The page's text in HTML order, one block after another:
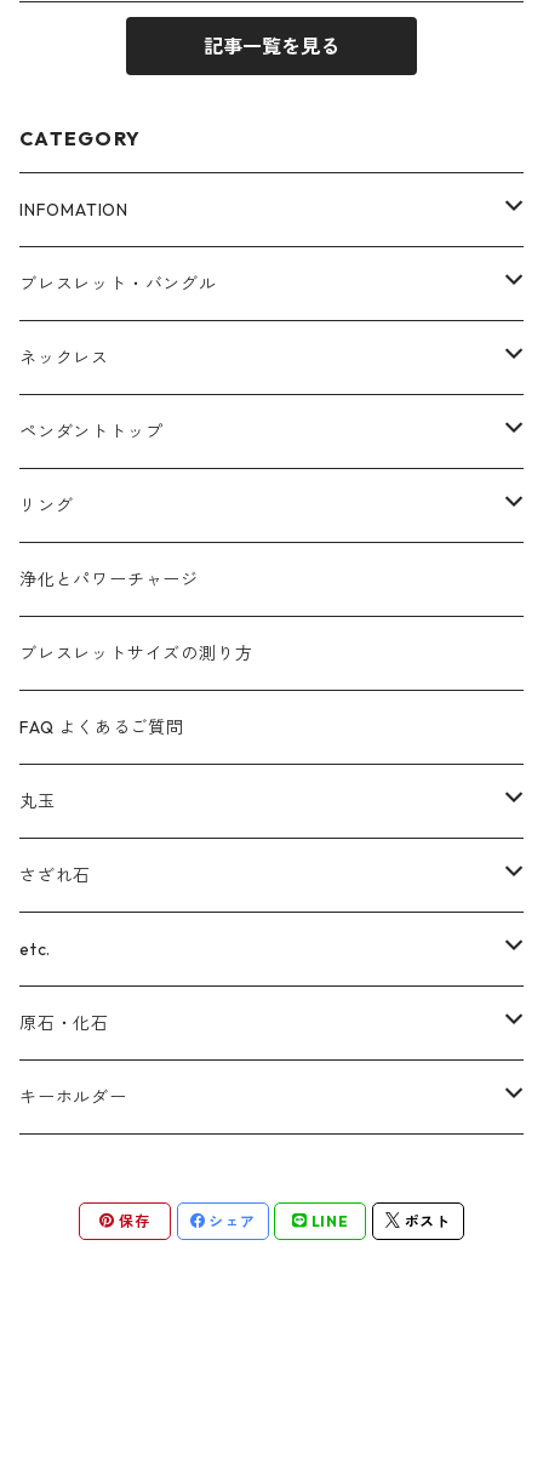
記事一覧を見る
CATEGORY
INFOMATION
ブレスレットサイズ
FAQ
浄化とパワーチャージ
ブレスレット・バングル
アゼツライト
ローズクォーツ
タイガーアイ
ガーデンクォーツ
カイヤナイト
ガーネット
ルチルクォーツ
サファイア
翡翠（ヒスイ）
セラフィナイト
ラピスラズリ
エメラルド
ネックレス
マラカイト
アメジスト
ラピスラズリ
(ヒマラヤ)水晶
ルチルクォーツ
ガーデンクォーツ
ブルートパーズ
ターコイズ
ルビー
シェブロン
ローマングラス
ペンダントトップ
カイヤナイト
マラカイト
ルビーインゾイサイト
ローズクォーツ
スギライト
インカローズ(ロードクロサイト)
チャロアイト
ラリマー
タンザナイト
アゼツライト
リング
ターコイズ
ムーンストーン
インカローズ
ラブラドライト
ルチルクォーツ
ブルートパーズ
サファイア
浄化とパワーチャージ
ブレスレットサイズの測り方
FAQ よくあるご質問
丸玉
フローライト
スモーキークォーツ
アメジスト
ブラウンイエロークォーツ
さざれ石
(ヒマラヤ)水晶
ガーデンクォーツ
(スター)ローズクォーツ
etc.
(スター)ローズクォーツ
マラカイト
ラブラドライト
原石・化石
アメジスト
アンモナイト
キーホルダー
保存 シェア LINE ポスト